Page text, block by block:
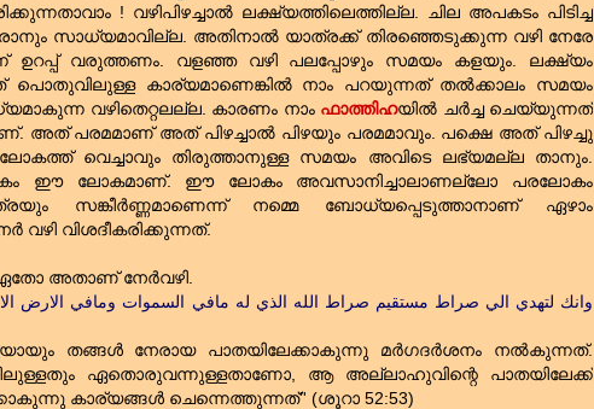
! വഴിപിഴച്ചാല്‍ ലക്ഷ്യത്തിലെത്തില്ല. ചില അപകടം പിടിച്ച
സാധ്യമാവില്ല. അതിനാല്‍ യാത്രക്ക്‌ തിരഞ്ഞെടുക്കുന്ന വഴി നേരേ
ഉറപ്പ്‌ വരുത്തണം. വളഞ്ഞ വഴി പലപ്പോഴും സമയം കളയും. ലക്ഷ്യം
പൊതുവിലുള്ള കാര്യമാണെങ്കില്‍ നാം പറയുന്നത്‌ തല്‍ക്കാലം സമയം
വഴിതെറ്റലല്ല. കാരണം നാം ഫാത്തിഹയില്‍ ചര്‍ച്ച ചെയ്യുന്നത്‌
അത്‌ പരമമാണ്‌ അത്‌ പിഴച്ചാല്‍ പിഴയും പരമമാവും. പക്ഷെ അത്‌ പിഴച്ചു
വെച്ചാവും തിരുത്താനുള്ള സമയം അവിടെ ലഭ്യമല്ല താനും.
ഈ ലോകമാണ്‌. ഈ ലോകം അവസാനിച്ചാലാണല്ലോ പരലോകം
സങ്കീര്‍ണ്ണമാണെന്ന് നമ്മെ ബോധ്യപ്പെടുത്താനാണ്‌ ഏഴാം
വിശദീകരിക്കുന്നത്‌.
അതാണ്‌ നേര്‍വഴി.
തങ്ങള്‍ നേരായ പാതയിലേക്കാകുന്നു മര്‍ഗദര്‍ശനം നല്‍കുന്നത്‌.
ഏതൊരുവന്നുള്ളതാണോ, ആ അല്ലാഹുവിന്റെ പാതയിലേക്ക്‌
കാര്യങ്ങള്‍ ചെന്നെത്തുന്നത്‌'' (ശൂറാ 52:53)